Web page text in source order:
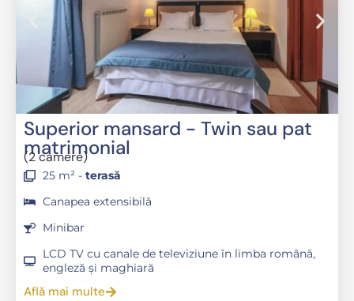
Superior mansard - Twin sau pat
matrimonial
(2 camere)
25 m² - terasă
Canapea extensibilă
Minibar
LCD TV cu canale de televiziune în limba română,
engleză și maghiară
Află mai multe